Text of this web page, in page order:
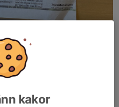
hålla sig kvar i division 1.
den 23/4 2024 och
kakor